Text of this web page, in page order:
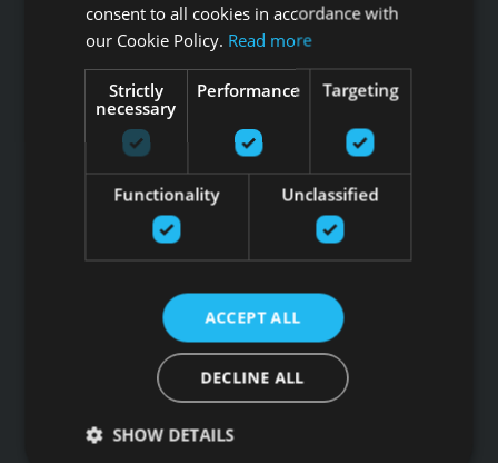
Tālrunis: +371 67 99 40 44
SIA G Kolizejs
Juridiskā adrese: Ezermalas iela 6 k-3, Rīga, LV-1006
Reģ.Nr. 44103017158 PVN Nr. LV44103017158
A/S SEB Banka LV92UNLA0004007467819 , SWIFT: UNLALV2X
GFITNESS JAUNUMI TAVĀ E-PASTĀ
Pieteikties jaunumiem
consent to all cookies in accordance with
our Cookie Policy. Read more
Strictly
necessary
Performance Targeting
Functionality Unclassified
ACCEPT ALL
DECLINE ALL
SHOW DETAILS